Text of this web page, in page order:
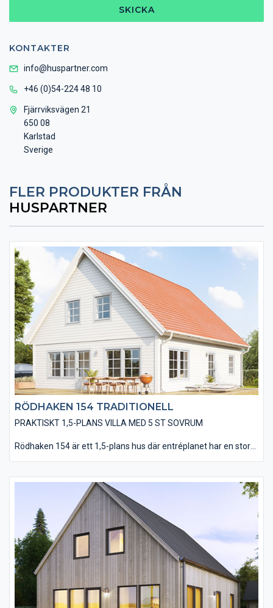
SKICKA
KONTAKTER
info@huspartner.com
+46 (0)54-224 48 10
Fjärrviksvägen 21
650 08
Karlstad
Sverige
FLER PRODUKTER FRÅN
HUSPARTNER
RÖDHAKEN 154 TRADITIONELL
PRAKTISKT 1,5-PLANS VILLA MED 5 ST SOVRUM
Rödhaken 154 är ett 1,5-plans hus där entréplanet har en stor
även kan fungera som gäst- eller arbetsrum. På övervåningen
finns 4 st sovrum, ett badrum och ett allrum där man kan se på
tv eller ha spelkvällar. Det går även att utföra allrummet med
takfönster eller takkupa.